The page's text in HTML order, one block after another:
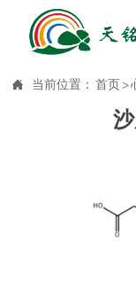
 当前位置： 首页 >